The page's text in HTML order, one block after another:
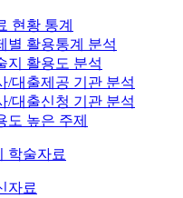
현황 통계
별 활용통계 분석
지 활용도 분석
/대출제공 기관 분석
/대출신청 기관 분석
도 높은 주제
학술자료
자료